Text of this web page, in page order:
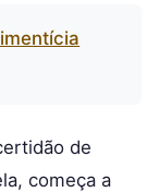
de
começa a